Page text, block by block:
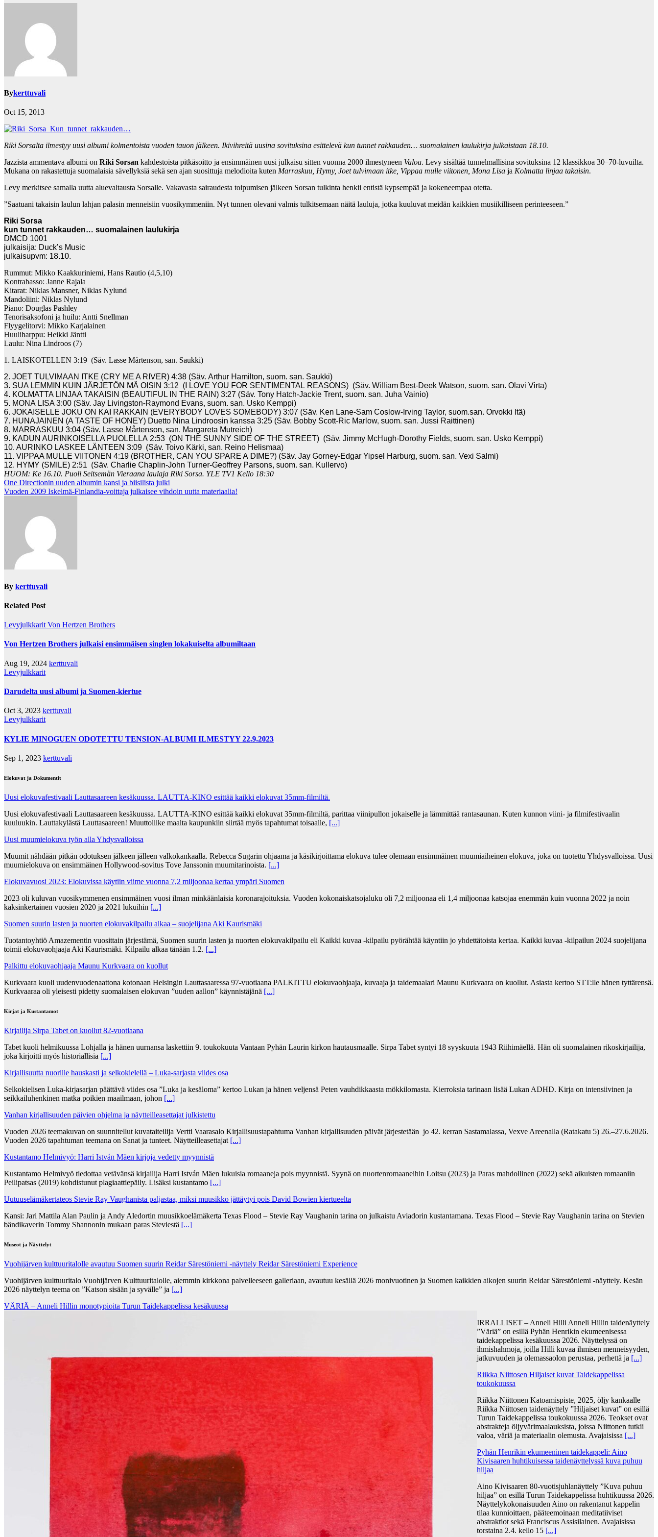
Bykerttuvali
Oct 15, 2013
Riki Sorsalta ilmestyy uusi albumi kolmentoista vuoden tauon jälkeen. Ikivihreitä uusina sovituksina esittelevä kun tunnet rakkauden… suomalainen laulukirja julkaistaan 18.10.
Jazzista ammentava albumi on Riki Sorsan kahdestoista pitkäsoitto ja ensimmäinen uusi julkaisu sitten vuonna 2000 ilmestyneen Valoa. Levy sisältää tunnelmallisina sovituksina 12 klassikkoa 30–70-luvuilta.
Mukana on rakastettuja suomalaisia sävellyksiä sekä sen ajan suosittuja melodioita kuten Marraskuu, Hymy, Joet tulvimaan itke, Vippaa mulle viitonen, Mona Lisa ja Kolmatta linjaa takaisin.
Levy merkitsee samalla uutta aluevaltausta Sorsalle. Vakavasta sairaudesta toipumisen jälkeen Sorsan tulkinta henkii entistä kypsempää ja kokeneempaa otetta.
”Saatuani takaisin laulun lahjan palasin menneisiin vuosikymmeniin. Nyt tunnen olevani valmis tulkitsemaan näitä lauluja, jotka kuuluvat meidän kaikkien musiikilliseen perinteeseen.”
Riki Sorsa
kun tunnet rakkauden… suomalainen laulukirja
DMCD 1001
julkaisija: Duck’s Music
julkaisupvm: 18.10.
Rummut: Mikko Kaakkuriniemi, Hans Rautio (4,5,10)
Kontrabasso: Janne Rajala
Kitarat: Niklas Mansner, Niklas Nylund
Mandoliini: Niklas Nylund
Piano: Douglas Pashley
Tenorisaksofoni ja huilu: Antti Snellman
Flyygelitorvi: Mikko Karjalainen
Huuliharppu: Heikki Jäntti
Laulu: Nina Lindroos (7)
1. LAISKOTELLEN 3:19 (Säv. Lasse Mårtenson, san. Saukki)
2. JOET TULVIMAAN ITKE (CRY ME A RIVER) 4:38 (Säv. Arthur Hamilton, suom. san. Saukki)
3. SUA LEMMIN KUIN JÄRJETÖN MÄ OISIN 3:12 (I LOVE YOU FOR SENTIMENTAL REASONS) (Säv. William Best-Deek Watson, suom. san. Olavi Virta)
4. KOLMATTA LINJAA TAKAISIN (BEAUTIFUL IN THE RAIN) 3:27 (Säv. Tony Hatch-Jackie Trent, suom. san. Juha Vainio)
5. MONA LISA 3:00 (Säv. Jay Livingston-Raymond Evans, suom. san. Usko Kemppi)
6. JOKAISELLE JOKU ON KAI RAKKAIN (EVERYBODY LOVES SOMEBODY) 3:07 (Säv. Ken Lane-Sam Coslow-Irving Taylor, suom.san. Orvokki Itä)
7. HUNAJAINEN (A TASTE OF HONEY) Duetto Nina Lindroosin kanssa 3:25 (Säv. Bobby Scott-Ric Marlow, suom. san. Jussi Raittinen)
8. MARRASKUU 3:04 (Säv. Lasse Mårtenson, san. Margareta Mutreich)
9. KADUN AURINKOISELLA PUOLELLA 2:53 (ON THE SUNNY SIDE OF THE STREET) (Säv. Jimmy McHugh-Dorothy Fields, suom. san. Usko Kemppi)
10. AURINKO LASKEE LÄNTEEN 3:09 (Säv. Toivo Kärki, san. Reino Helismaa)
11. VIPPAA MULLE VIITONEN 4:19 (BROTHER, CAN YOU SPARE A DIME?) (Säv. Jay Gorney-Edgar Yipsel Harburg, suom. san. Vexi Salmi)
12. HYMY (SMILE) 2:51 (Säv. Charlie Chaplin-John Turner-Geoffrey Parsons, suom. san. Kullervo)
HUOM: Ke 16.10. Puoli Seitsemän Vieraana laulaja Riki Sorsa. YLE TV1 Kello 18:30
Post
navigation
One Directionin uuden albumin kansi ja biisilista julki
Vuoden 2009 Iskelmä-Finlandia-voittaja julkaisee vihdoin uutta materiaalia!
By kerttuvali
Related Post
Levyjulkkarit Von Hertzen Brothers
Von Hertzen Brothers julkaisi ensimmäisen singlen lokakuiselta albumiltaan
Aug 19, 2024 kerttuvali
Levyjulkkarit
Darudelta uusi albumi ja Suomen-kiertue
Oct 3, 2023 kerttuvali
Levyjulkkarit
KYLIE MINOGUEN ODOTETTU TENSION-ALBUMI ILMESTYY 22.9.2023
Sep 1, 2023 kerttuvali
Elokuvat ja Dokumentit
Uusi elokuvafestivaali Lauttasaareen kesäkuussa. LAUTTA-KINO esittää kaikki elokuvat 35mm-filmiltä.
Uusi elokuvafestivaali Lauttasaareen kesäkuussa. LAUTTA-KINO esittää kaikki elokuvat 35mm-filmiltä, parittaa viinipullon jokaiselle ja lämmittää rantasaunan. Kuten kunnon viini- ja filmifestivaalin
kuuluukin. Lauttakylästä Lauttasaareen! Muuttoliike maalta kaupunkiin siirtää myös tapahtumat toisaalle, [...]
Uusi muumielokuva työn alla Yhdysvalloissa
Muumit nähdään pitkän odotuksen jälkeen jälleen valkokankaalla. Rebecca Sugarin ohjaama ja käsikirjoittama elokuva tulee olemaan ensimmäinen muumiaiheinen elokuva, joka on tuotettu Yhdysvalloissa. Uusi
muumielokuva on ensimmäinen Hollywood-sovitus Tove Janssonin muumitarinoista. [...]
Elokuvavuosi 2023: Elokuvissa käytiin viime vuonna 7,2 miljoonaa kertaa ympäri Suomen
2023 oli kuluvan vuosikymmenen ensimmäinen vuosi ilman minkäänlaisia koronarajoituksia. Vuoden kokonaiskatsojaluku oli 7,2 miljoonaa eli 1,4 miljoonaa katsojaa enemmän kuin vuonna 2022 ja noin
kaksinkertainen vuosien 2020 ja 2021 lukuihin [...]
Suomen suurin lasten ja nuorten elokuvakilpailu alkaa – suojelijana Aki Kaurismäki
Tuotantoyhtiö Amazementin vuosittain järjestämä, Suomen suurin lasten ja nuorten elokuvakilpailu eli Kaikki kuvaa -kilpailu pyörähtää käyntiin jo yhdettätoista kertaa. Kaikki kuvaa -kilpailun 2024 suojelijana
toimii elokuvaohjaaja Aki Kaurismäki. Kilpailu alkaa tänään 1.2. [...]
Palkittu elokuvaohjaaja Maunu Kurkvaara on kuollut
Kurkvaara kuoli uudenvuodenaattona kotonaan Helsingin Lauttasaaressa 97-vuotiaana PALKITTU elokuvaohjaaja, kuvaaja ja taidemaalari Maunu Kurkvaara on kuollut. Asiasta kertoo STT:lle hänen tyttärensä.
Kurkvaaraa oli yleisesti pidetty suomalaisen elokuvan ”uuden aallon” käynnistäjänä [...]
Kirjat ja Kustantamot
Kirjailija Sirpa Tabet on kuollut 82-vuotiaana
Tabet kuoli helmikuussa Lohjalla ja hänen uurnansa laskettiin 9. toukokuuta Vantaan Pyhän Laurin kirkon hautausmaalle. Sirpa Tabet syntyi 18 syyskuuta 1943 Riihimäellä. Hän oli suomalainen rikoskirjailija,
joka kirjoitti myös historiallisia [...]
Kirjallisuutta nuorille hauskasti ja selkokielellä – Luka-sarjasta viides osa
Selkokielisen Luka-kirjasarjan päättävä viides osa ”Luka ja kesäloma” kertoo Lukan ja hänen veljensä Peten vauhdikkaasta mökkilomasta. Kierroksia tarinaan lisää Lukan ADHD. Kirja on intensiivinen ja
seikkailuhenkinen matka poikien maailmaan, johon [...]
Vanhan kirjallisuuden päivien ohjelma ja näytteilleasettajat julkistettu
Vuoden 2026 teemakuvan on suunnitellut kuvataiteilija Vertti Vaarasalo Kirjallisuustapahtuma Vanhan kirjallisuuden päivät järjestetään jo 42. kerran Sastamalassa, Vexve Areenalla (Ratakatu 5) 26.–27.6.2026.
Vuoden 2026 tapahtuman teemana on Sanat ja tunteet. Näytteilleasettajat [...]
Kustantamo Helmivyö: Harri István Mäen kirjoja vedetty myynnistä
Kustantamo Helmivyö tiedottaa vetävänsä kirjailija Harri István Mäen lukuisia romaaneja pois myynnistä. Syynä on nuortenromaaneihin Loitsu (2023) ja Paras mahdollinen (2022) sekä aikuisten romaaniin
Peilipatsas (2019) kohdistunut plagiaattiepäily. Lisäksi kustantamo [...]
Uutuuselämäkertateos Stevie Ray Vaughanista paljastaa, miksi muusikko jättäytyi pois David Bowien kiertueelta
Kansi: Jari Mattila Alan Paulin ja Andy Aledortin muusikkoelämäkerta Texas Flood – Stevie Ray Vaughanin tarina on julkaistu Aviadorin kustantamana. Texas Flood – Stevie Ray Vaughanin tarina on Stevien
bändikaverin Tommy Shannonin mukaan paras Steviestä [...]
Museot ja Näyttelyt
Vuohijärven kulttuuritalolle avautuu Suomen suurin Reidar Särestöniemi -näyttely Reidar Särestöniemi Experience
Vuohijärven kulttuuritalo Vuohijärven Kulttuuritalolle, aiemmin kirkkona palvelleeseen galleriaan, avautuu kesällä 2026 monivuotinen ja Suomen kaikkien aikojen suurin Reidar Särestöniemi -näyttely. Kesän
2026 näyttelyn teema on ”Katson sisään ja syvälle” ja [...]
VÄRIÄ – Anneli Hillin monotypioita Turun Taidekappelissa kesäkuussa
IRRALLISET – Anneli Hilli Anneli Hillin taidenäyttely
”Väriä” on esillä Pyhän Henrikin ekumeenisessa
taidekappelissa kesäkuussa 2026. Näyttelyssä on
ihmishahmoja, joilla Hilli kuvaa ihmisen menneisyyden,
jatkuvuuden ja olemassaolon perustaa, perhettä ja [...]
Riikka Niittosen Hiljaiset kuvat Taidekappelissa
toukokuussa
Riikka Niittonen Katoamispiste, 2025, öljy kankaalle
Riikka Niittosen taidenäyttely ”Hiljaiset kuvat” on esillä
Turun Taidekappelissa toukokuussa 2026. Teokset ovat
abstrakteja öljyvärimaalauksista, joissa Niittonen tutkii
valoa, väriä ja materiaalin olemusta. Avajaisissa [...]
Pyhän Henrikin ekumeeninen taidekappeli: Aino
Kivisaaren huhtikuisessa taidenäyttelyssä kuva puhuu
hiljaa
Aino Kivisaaren 80-vuotisjuhlanäyttely ”Kuva puhuu
hiljaa” on esillä Turun Taidekappelissa huhtikuussa 2026.
Näyttelykokonaisuuden Aino on rakentanut kappelin
tilaa kunnioittaen, pääteemoinaan meditatiiviset
abstraktiot sekä Franciscus Assisilainen. Avajaisissa
torstaina 2.4. kello 15 [...]